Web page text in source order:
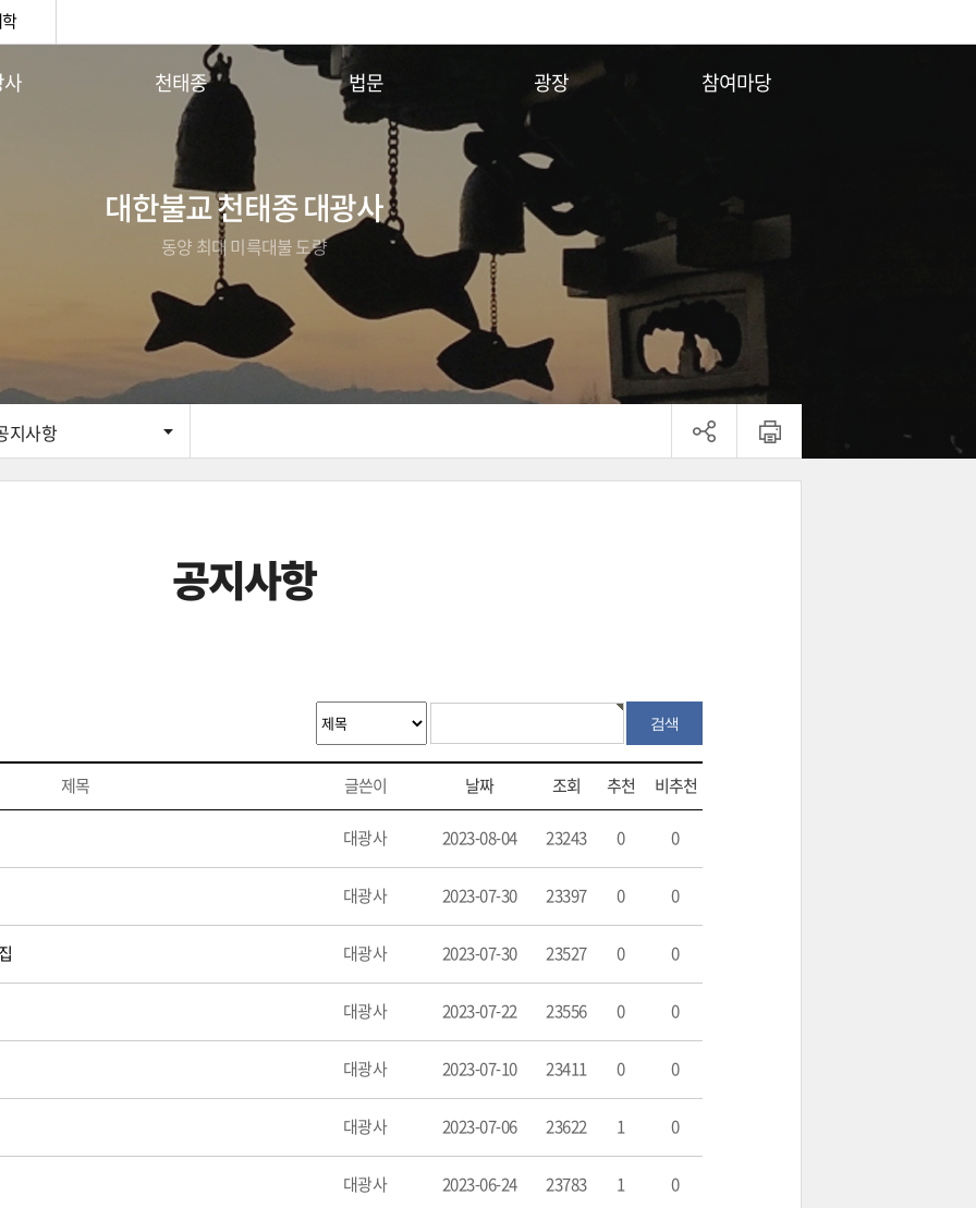
사 천태종
천태종 역사
구인사 큰스님
천태종3대 지표
종기설명
소의경전
구인사 관음기도 안내
법문
사이버법당
이달의 부처님말씀
주지스님법문
광장
시설배치도
동영상
연령대조표
법화경의 일곱가지 비유
참여마당
공지사항
대한불교 천태종 대광사
동양 최대 미륵대불 도량
지사항
공지사항
제목 글쓴이 날짜 조회 추천 비추천
대광사 2023-08-04 23243 0 0
대광사 2023-07-30 23397 0 0
대광사 2023-07-30 23527 0 0
대광사 2023-07-22 23556 0 0
대광사 2023-07-10 23411 0 0
대광사 2023-07-06 23622 1 0
대광사 2023-06-24 23783 1 0